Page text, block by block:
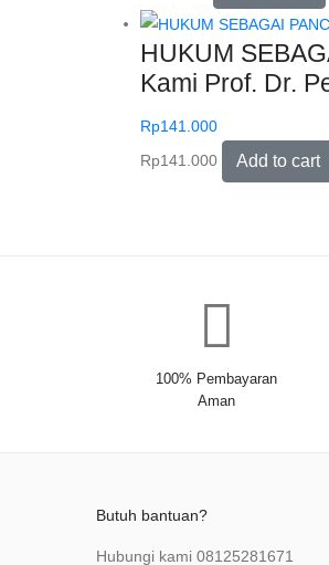
HUKUM
Kami Prof. Dr.
Rp141.000
Rp141.000 Add to cart
100% Pembayaran
Aman
Butuh bantuan?
Hubungi kami 08125281671